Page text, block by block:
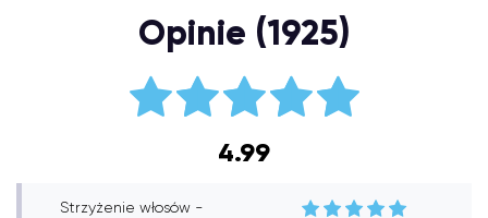
Opinie (1925)
4.99
Strzyżenie włosów -